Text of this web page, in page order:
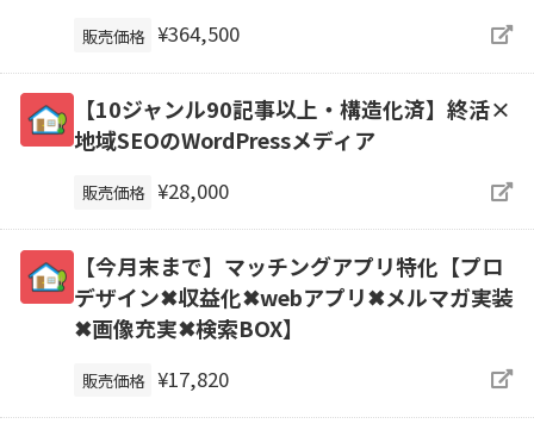
販売価格 ¥364,500
【10ジャンル90記事以上・構造化済】終活×
地域SEOのWordPressメディア
販売価格 ¥28,000
【今月末まで】マッチングアプリ特化【プロ
デザイン✖収益化✖webアプリ✖メルマガ実装
✖画像充実✖検索BOX】
販売価格 ¥17,820